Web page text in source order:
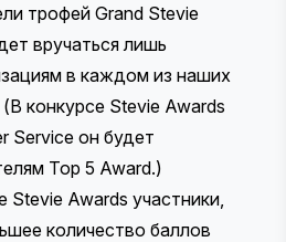
трофей Grand Stevie
вручаться лишь
в каждом из наших
конкурсе Stevie Awards
Service он будет
Top 5 Award.)
Awards участники,
количество баллов